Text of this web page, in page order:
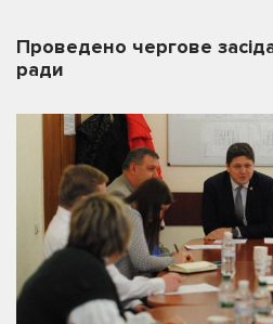
Проведено чергове
ради